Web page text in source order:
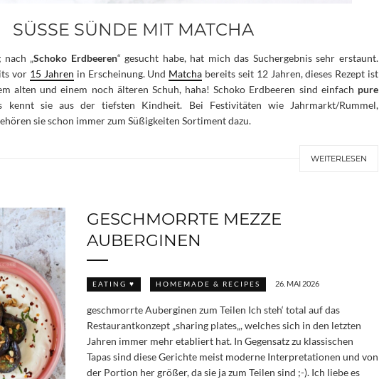
SÜSSE SÜNDE MIT MATCHA
„Schoko Erdbeeren“ gesucht habe, hat mich das Suchergebnis sehr erstaunt.
vor 15 Jahren in Erscheinung. Und Matcha bereits seit 12 Jahren, dieses Rezept ist
alten und einem noch älteren Schuh, haha! Schoko Erdbeeren sind einfach pure
kennt sie aus der tiefsten Kindheit. Bei Festivitäten wie Jahrmarkt/Rummel,
sie schon immer zum Süßigkeiten Sortiment dazu.
WEITERLESEN
GESCHMORRTE MEZZE
AUBERGINEN
EATING ♥ HOMEMADE & RECIPES 26. MAI 2026
geschmorrte Auberginen zum Teilen Ich steh‘ total auf das
Restaurantkonzept „sharing plates„, welches sich in den letzten
Jahren immer mehr etabliert hat. In Gegensatz zu klassischen
Tapas sind diese Gerichte meist moderne Interpretationen und von
der Portion her größer, da sie ja zum Teilen sind ;-). Ich liebe es